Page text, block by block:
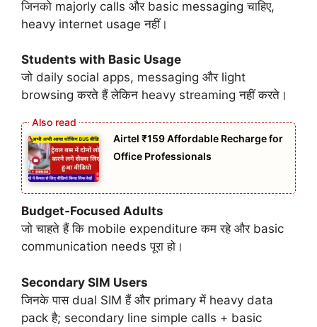
जिनको majorly calls और basic messaging चाहिए,
heavy internet usage नहीं।
Students with Basic Usage
जो daily social apps, messaging और light
browsing करते हैं लेकिन heavy streaming नहीं करते।
Airtel ₹159 Affordable Recharge for
Office Professionals
Budget‑Focused Adults
जो चाहते हैं कि mobile expenditure कम रहे और basic
communication needs पूरा हो।
Secondary SIM Users
जिनके पास dual SIM हैं और primary में heavy data
pack है; secondary line simple calls + basic